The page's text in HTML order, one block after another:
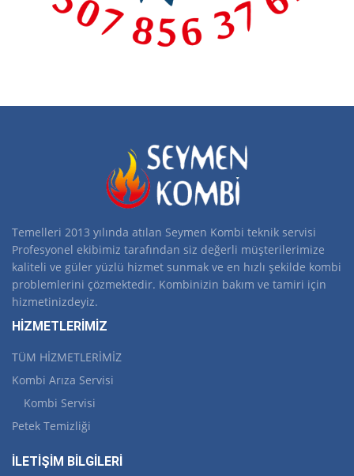
Temelleri 2013 yılında atılan Seymen Kombi teknik servisi
Profesyonel ekibimiz tarafından siz değerli müşterilerimize
kaliteli ve güler yüzlü hizmet sunmak ve en hızlı şekilde kombi
problemlerini çözmektedir. Kombinizin bakım ve tamiri için
hizmetinizdeyiz.
HİZMETLERİMİZ
TÜM HİZMETLERİMİZ
Kombi Arıza Servisi
Kombi Servisi
Petek Temizliği
İLETİŞİM BİLGİLERİ